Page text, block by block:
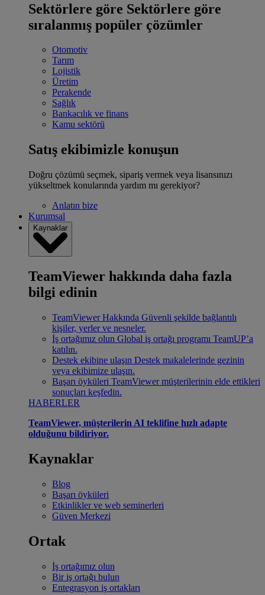
Sektörlere göre Sektörlere göre
sıralanmış popüler çözümler
Otomotiv
Tarım
Lojistik
Üretim
Perakende
Sağlık
Bankacılık ve finans
Kamu sektörü
Satış ekibimizle konuşun
Doğru çözümü seçmek, sipariş vermek veya lisansınızı
yükseltmek konularında yardım mı gerekiyor?
Anlatın bize
Kurumsal
Kaynaklar
TeamViewer hakkında daha fazla
bilgi edinin
TeamViewer Hakkında Güvenli şekilde bağlantılı
kişiler, yerler ve nesneler.
İş ortağımız olun Global iş ortağı programı TeamUP’a
katılın.
Destek ekibine ulaşın Destek makalelerinde gezinin
veya ekibimize ulaşın.
Başarı öyküleri TeamViewer müşterilerinin elde ettikleri
sonuçları keşfedin.
HABERLER
TeamViewer, müşterilerin AI teklifine hızlı adapte
olduğunu bildiriyor.
Kaynaklar
Blog
Başarı öyküleri
Etkinlikler ve web seminerleri
Güven Merkezi
Ortak
İş ortağımız olun
Bir iş ortağı bulun
Entegrasyon iş ortakları